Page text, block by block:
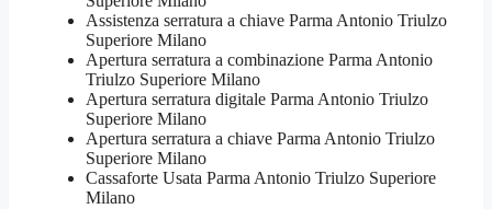
Assistenza serratura ​a chiave Parma Antonio Triulzo
Superiore Milano
​Apertura serratura​ ​a combinazione Parma Antonio
Triulzo Superiore Milano
Apertura serratura​ ​digitale Parma Antonio Triulzo
Superiore Milano
​Apertura serratura​ ​a chiave Parma Antonio Triulzo
Superiore Milano
​Cassaforte Usata Parma Antonio Triulzo Superiore
Milano